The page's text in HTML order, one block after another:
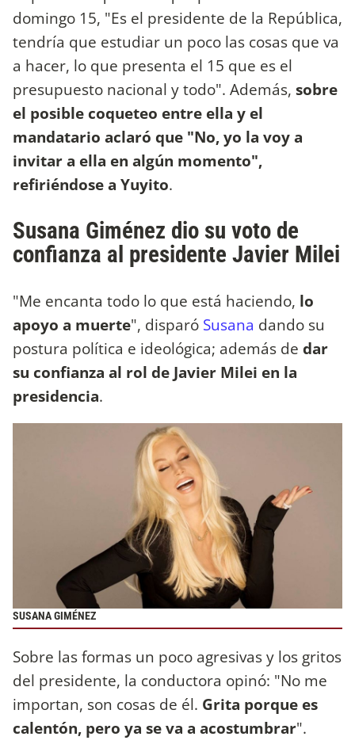
domingo 15, "Es el presidente de la República,
tendría que estudiar un poco las cosas que va
a hacer, lo que presenta el 15 que es el
presupuesto nacional y todo". Además, sobre
el posible coqueteo entre ella y el
mandatario aclaró que "No, yo la voy a
invitar a ella en algún momento",
refiriéndose a Yuyito.
Susana Giménez dio su voto de
confianza al presidente Javier Milei
"Me encanta todo lo que está haciendo, lo
apoyo a muerte", disparó Susana dando su
postura política e ideológica; además de dar
su confianza al rol de Javier Milei en la
presidencia.
SUSANA GIMÉNEZ
Sobre las formas un poco agresivas y los gritos
del presidente, la conductora opinó: "No me
importan, son cosas de él. Grita porque es
calentón, pero ya se va a acostumbrar".